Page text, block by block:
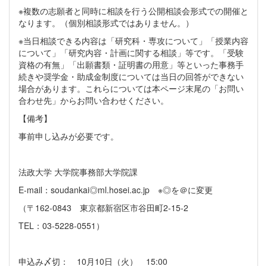
※複数の志願者と同時に相談を行う公開相談会形式での開催と
なります。（個別相談形式ではありません。）
※当日相談できる内容は「研究科・専攻について」「授業内容
について」「研究内容・計画に関する相談」等です。「受験
資格の有無」「出願書類・証明書の用意」等といった事務手
続きや奨学金・助成金制度については当日の回答ができない
場合があります。これらについては本ページ末尾の「お問い
合わせ先」からお問い合わせください。
【備考】
事前申し込みが必要です。
法政大学 大学院事務部大学院課
E-mail：soudankai◎ml.hosei.ac.jp ※◎を＠に変更
（〒162-0843 東京都新宿区市谷田町2-15-2
TEL：03-5228-0551）
申込み〆切： 10月10日（火） 15:00